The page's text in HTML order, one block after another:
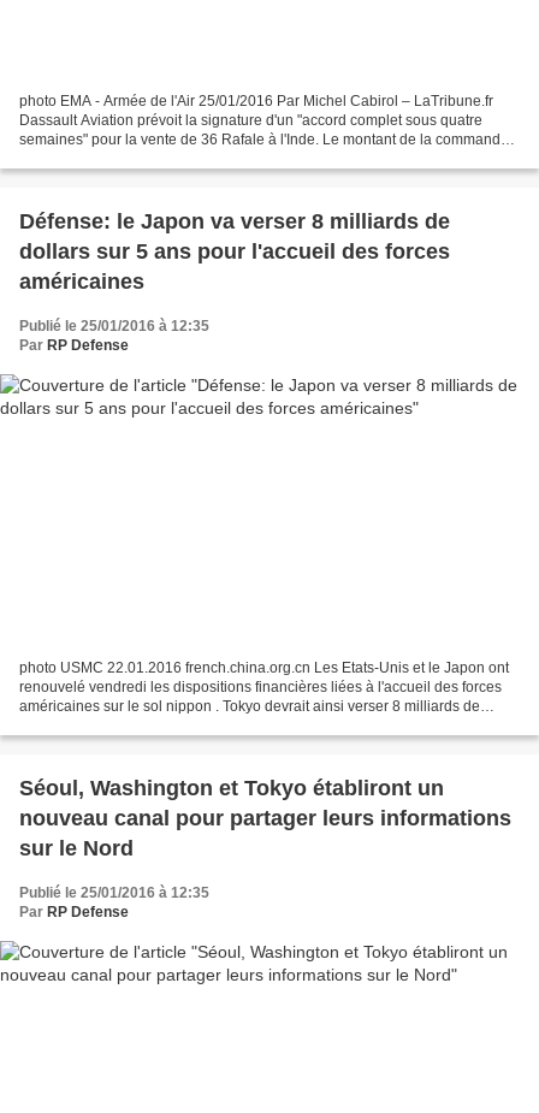
photo EMA - Armée de l'Air 25/01/2016 Par Michel Cabirol – LaTribune.fr
Dassault Aviation prévoit la signature d'un "accord complet sous quatre
semaines" pour la vente de 36 Rafale à l'Inde. Le montant de la commande
Défense: le Japon va verser 8 milliards de
dollars sur 5 ans pour l'accueil des forces
américaines
Publié le 25/01/2016 à 12:35
Par RP Defense
photo USMC 22.01.2016 french.china.org.cn Les Etats-Unis et le Japon ont
renouvelé vendredi les dispositions financières liées à l'accueil des forces
américaines sur le sol nippon . Tokyo devrait ainsi verser 8 milliards de
Séoul, Washington et Tokyo établiront un
nouveau canal pour partager leurs informations
sur le Nord
Publié le 25/01/2016 à 12:35
Par RP Defense